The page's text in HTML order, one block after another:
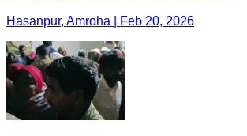
Hasanpur, Amroha | Feb 20, 2026